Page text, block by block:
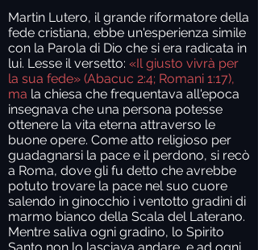
Martin Lutero, il grande riformatore della
fede cristiana, ebbe un'esperienza simile
con la Parola di Dio che si era radicata in
lui. Lesse il versetto: «Il giusto vivrà per
la sua fede» (Abacuc 2:4; Romani 1:17),
ma la chiesa che frequentava all'epoca
insegnava che una persona potesse
ottenere la vita eterna attraverso le
buone opere. Come atto religioso per
guadagnarsi la pace e il perdono, si recò
a Roma, dove gli fu detto che avrebbe
potuto trovare la pace nel suo cuore
salendo in ginocchio i ventotto gradini di
marmo bianco della Scala del Laterano.
Mentre saliva ogni gradino, lo Spirito